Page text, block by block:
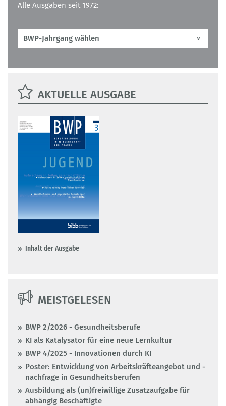
Alle Ausgaben seit 1972:
AKTUELLE AUSGABE
Inhalt der Ausgabe
MEISTGELESEN
BWP 2/2026 - Gesundheitsberufe
KI als Katalysator für eine neue Lernkultur
BWP 4/2025 - Innovationen durch KI
Poster: Entwicklung von Arbeitskräfteangebot und -
nachfrage in Gesundheitsberufen
Ausbildung als (un)freiwillige Zusatzaufgabe für
abhängig Beschäftigte